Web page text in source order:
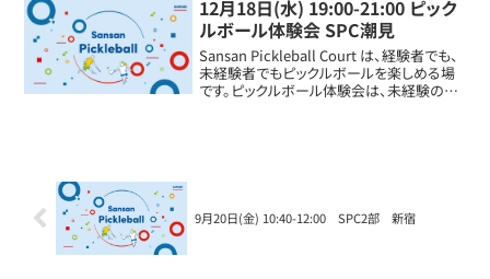
12月18日(水) 19:00-21:00 ピック
ルボール体験会 SPC潮見
Sansan Pickleball Court は、経験者でも、
未経験者でもピックルボールを楽しめる場
です。ピックルボール体験会は、未経験の方
9月20日(金) 10:40-12:00 SPC2部 新宿